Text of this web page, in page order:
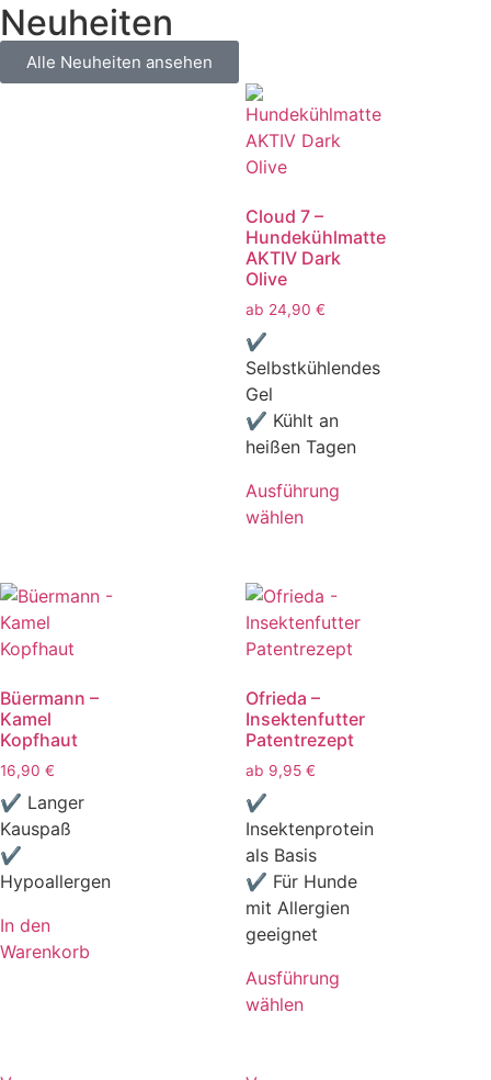
Neuheiten
Alle Neuheiten ansehen
Cloud 7 –
Hundekühlmatte
AKTIV Dark
Olive
ab 24,90 €
✔
Selbstkühlendes
Gel
✔ Kühlt an
heißen Tagen
Ausführung
wählen
Büermann –
Kamel
Kopfhaut
16,90 €
✔ Langer
Kauspaß
✔
Hypoallergen
In den
Warenkorb
Ofrieda –
Insektenfutter
Patentrezept
ab 9,95 €
✔
Insektenprotein
als Basis
✔ Für Hunde
mit Allergien
geeignet
Ausführung
wählen